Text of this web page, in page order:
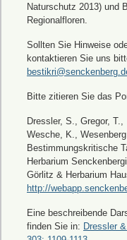
Naturschutz 2013) und
Regionalfloren.
Sollten Sie Hinweise
kontaktieren Sie uns
Bitte zitieren Sie das
Dressler, S., Gregor,
Wesche, K.,
Bestimmungskritische
Herbarium
Görlitz & Herbarium
http://
Eine beschreibende
finden Sie in: Dressler